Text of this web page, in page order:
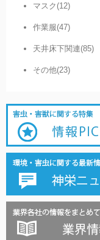
マスク(12)
作業服(47)
天井床下関連(85)
その他(23)